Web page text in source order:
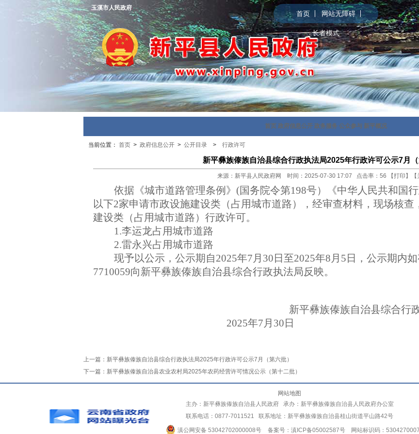
首页 网站无障碍
长者模式
玉溪市人民政府
首页 政府信息公开 政务服务 公众参与 新平概况
当前位置： 首页 > 政府信息公开 > 公开目录 > 行政许可
新平彝族傣族自治县综合行政执法局2025年行政许可公示7月（
来源：新平县人民政府网 时间：2025-07-30 17:07 点击率： 56 【打印 】【
依据 《城市道路管理条例》 (国务院令第198号）《中华人民共和国
以下2家申请市政设施建设类（占用城市道路），经审查材料，现场核
建设类（占用城市道路）行政许可。
1.李运龙占用城市道路
2.雷永兴占用城市道路
现予以公示，公示期自2025年7月30日至2025年8月5日 ， 公示期内
7710059向新平彝族傣族自治县综合行政执法局反映。
新平彝族傣族自治县综合行
2025年7月30日
上一篇： 新平彝族傣族自治县综合行政执法局2025年行政许可公示7月（第六批）
下一篇： 新平彝族傣族自治县农业农村局2025年农药经营许可情况公示（第十二批）
网站地图
主办：新平彝族傣族自治县人民政府 承办：新平彝族傣族自治县人民政府办公室
联系电话：0877-7011521 联系地址：新平彝族傣族自治县桂山街道平山路42号
滇公网安备 53042702000008号 备案号：滇ICP备05002587号网站标识码：5304270007